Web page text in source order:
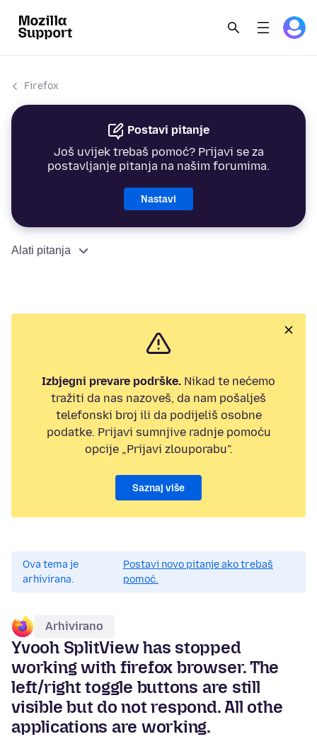
Firefox
Postavi pitanje
Još uvijek trebaš pomoć? Prijavi se za
postavljanje pitanja na našim forumima.
Nastavi
Alati pitanja
Izbjegni prevare podrške. Nikad te nećemo
tražiti da nas nazoveš, da nam pošalješ
telefonski broj ili da podijeliš osobne
podatke. Prijavi sumnjive radnje pomoću
opcije „Prijavi zlouporabu”.
Saznaj više
Ova tema je
arhivirana.
Postavi novo pitanje ako trebaš
pomoć.
Arhivirano
Yvooh SplitView has stopped
working with firefox browser. The
left/right toggle buttons are still
visible but do not respond. All othe
applications are working.